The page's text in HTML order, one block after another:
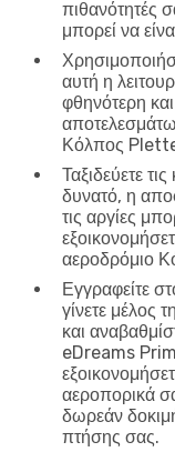
πιθανότητές
μπορεί να
αυτή η
φθηνότερη
Κόλπος
Ταξιδεύετε
δυνατό, η
τις αργίες
αεροδρόμιο
Εγγραφείτε
γίνετε μέλος
και
eDreams
αεροπορικά
δωρεάν
πτήσης σας.